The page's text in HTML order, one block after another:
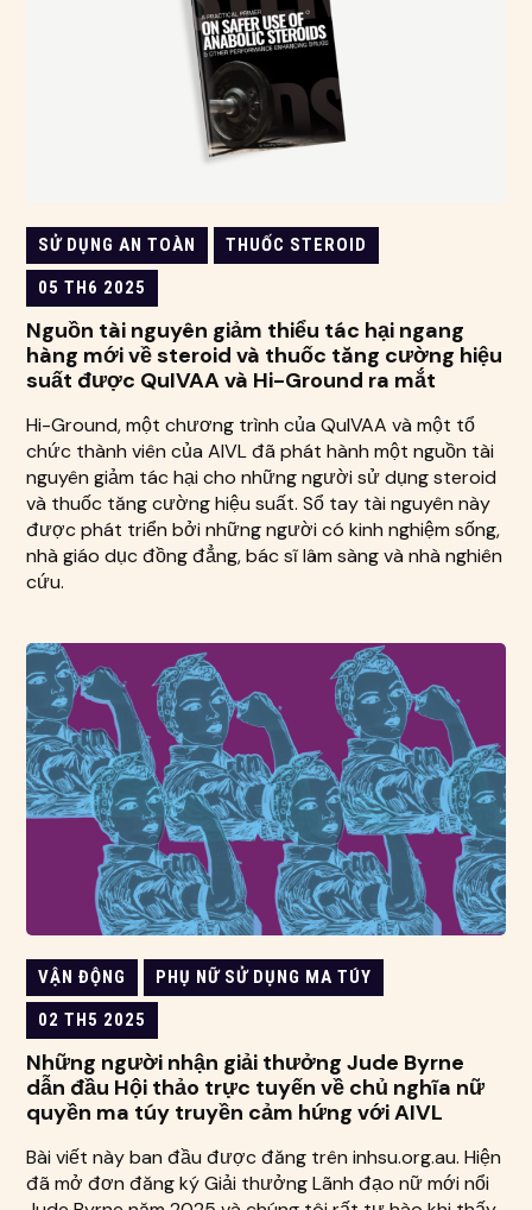
SỬ DỤNG AN TOÀN
THUỐC STEROID
05 TH6 2025
Nguồn tài nguyên giảm thiểu tác hại ngang
hàng mới về steroid và thuốc tăng cường hiệu
suất được QuIVAA và Hi-Ground ra mắt
Hi-Ground, một chương trình của QuIVAA và một tổ
chức thành viên của AIVL đã phát hành một nguồn tài
nguyên giảm tác hại cho những người sử dụng steroid
và thuốc tăng cường hiệu suất. Sổ tay tài nguyên này
được phát triển bởi những người có kinh nghiệm sống,
nhà giáo dục đồng đẳng, bác sĩ lâm sàng và nhà nghiên
cứu.
VẬN ĐỘNG
PHỤ NỮ SỬ DỤNG MA TÚY
02 TH5 2025
Những người nhận giải thưởng Jude Byrne
dẫn đầu Hội thảo trực tuyến về chủ nghĩa nữ
quyền ma túy truyền cảm hứng với AIVL
Bài viết này ban đầu được đăng trên inhsu.org.au. Hiện
đã mở đơn đăng ký Giải thưởng Lãnh đạo nữ mới nổi